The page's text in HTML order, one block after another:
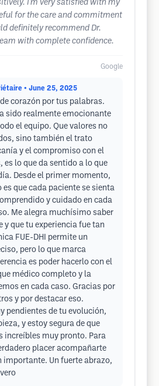
I'm very satisfied with my
for the care and commitment
definitely recommend Dr.
with complete confidence.
Google
• June 25, 2025
corazón por tus palabras.
sido realmente emocionante
el equipo. Que valores no
sino también el trato
y el compromiso con el
es lo que da sentido a lo que
Desde el primer momento,
que cada paciente se sienta
y cuidado en cada
Me alegra muchísimo saber
y que tu experiencia fue tan
FUE-DHI permite un
pero lo que marca
es poder hacerlo con el
médico completo y la
en cada caso. Gracias por
y por destacar eso.
pendientes de tu evolución,
y estoy segura de que
increíbles muy pronto. Para
placer acompañarte
importante. Un fuerte abrazo,